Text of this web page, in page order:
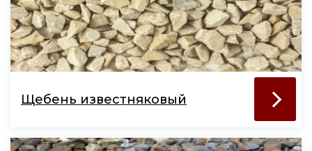
Щебень известняковый